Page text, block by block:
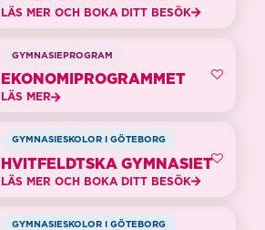
LÄS MER OCH BOKA DITT BESÖK
GYMNASIEPROGRAM
EKONOMIPROGRAMMET
LÄS MER
GYMNASIESKOLOR I GÖTEBORG
HVITFELDTSKA GYMNASIET
LÄS MER OCH BOKA DITT BESÖK
GYMNASIESKOLOR I GÖTEBORG